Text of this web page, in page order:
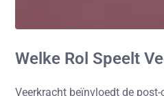
Welke Rol Speelt
Veerkracht beïnvloedt de